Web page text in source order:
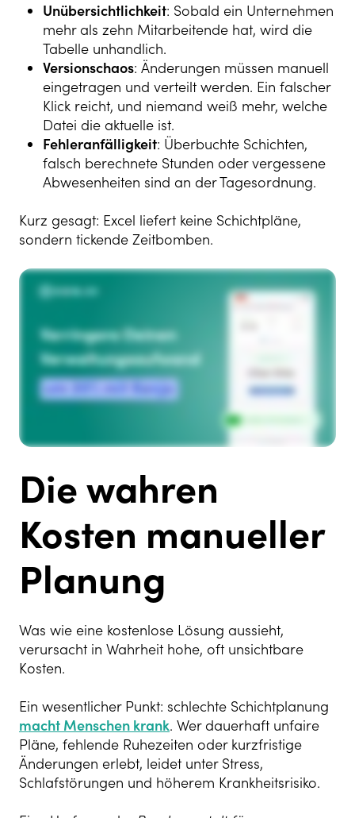
Unübersichtlichkeit: Sobald ein Unternehmen
mehr als zehn Mitarbeitende hat, wird die
Tabelle unhandlich.
Versionschaos: Änderungen müssen manuell
eingetragen und verteilt werden. Ein falscher
Klick reicht, und niemand weiß mehr, welche
Datei die aktuelle ist.
Fehleranfälligkeit: Überbuchte Schichten,
falsch berechnete Stunden oder vergessene
Abwesenheiten sind an der Tagesordnung.
Kurz gesagt: Excel liefert keine Schichtpläne,
sondern tickende Zeitbomben.
Die wahren
Kosten manueller
Planung
Was wie eine kostenlose Lösung aussieht,
verursacht in Wahrheit hohe, oft unsichtbare
Kosten.
Ein wesentlicher Punkt: schlechte Schichtplanung
macht Menschen krank. Wer dauerhaft unfaire
Pläne, fehlende Ruhezeiten oder kurzfristige
Änderungen erlebt, leidet unter Stress,
Schlafstörungen und höherem Krankheitsrisiko.